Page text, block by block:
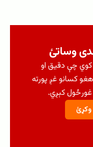
وساتئ
چې دقیق او
کسانو غږ پورته
کېږي.